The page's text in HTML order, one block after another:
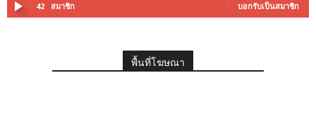
42 สมาชิก บอกรับเป็นสมาชิก
พื้นที่โฆษณา